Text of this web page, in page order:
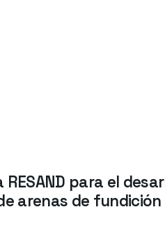
para el
arenas de fundición